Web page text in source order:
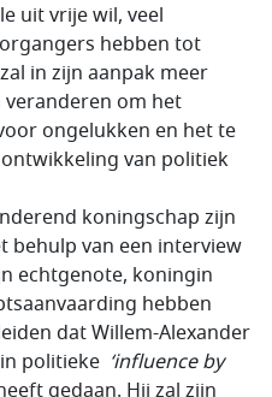
uit vrije wil, veel
hebben tot
in zijn aanpak meer
om het
ongelukken en het te
van politiek
koningschap zijn
behulp van een interview
echtgenote, koningin
hebben
dat Willem-Alexander
politieke ‘influence by
gedaan. Hij zal zijn